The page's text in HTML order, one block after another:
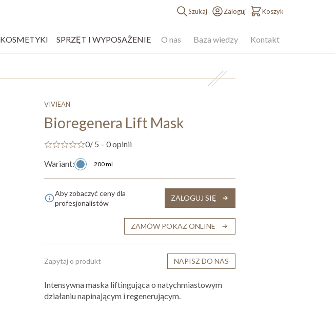
Szukaj Zaloguj Koszyk
KOSMETYKI SPRZĘT I WYPOSAŻENIE O nas Baza wiedzy Kontakt
VIVIEAN
Bioregenera Lift Mask
0/ 5 – 0 opinii
Wariant:
200 ml
Aby zobaczyć ceny dla
profesjonalistów
ZALOGUJ SIĘ
ZAMÓW POKAZ ONLINE
Zapytaj o produkt NAPISZ DO NAS
Intensywna maska liftingująca o natychmiastowym
działaniu napinającym i regenerującym.